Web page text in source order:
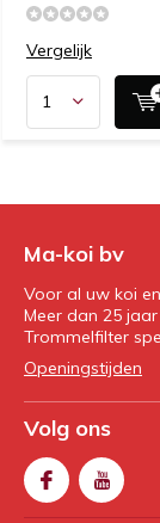
Vergelijk
Ma-koi bv
Voor al uw koi
Meer dan 25
Trommelfilter
Openingstijden
Volg ons